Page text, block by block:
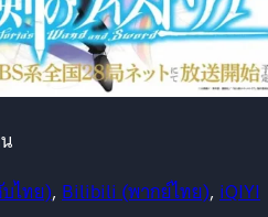
ไทย), Bilibili (พากย์ไทย), iQIYI